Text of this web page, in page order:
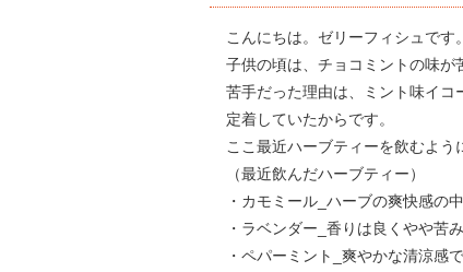
こんにちは。ゼリーフィシュです。
子供の頃は、チョコミントの味が
苦手だった理由は、ミント味イコ
定着していたからです。
ここ最近ハーブティーを飲むよう
（最近飲んだハーブティー）
・カモミール_ハーブの爽快感の
・ラベンダー_香りは良くやや苦
・ペパーミント_爽やかな清涼感